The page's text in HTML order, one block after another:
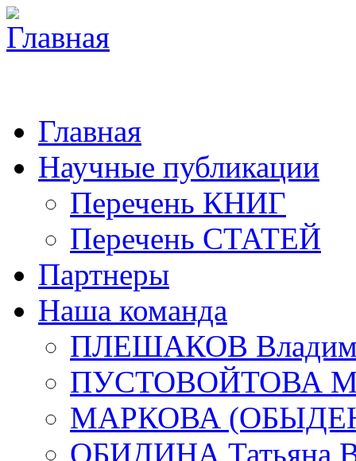
Главная
Научные публикации
Перечень КНИГ
Перечень СТАТЕЙ
Партнеры
Наша команда
ПЛЕШАКОВ
ПУСТОВОЙТОВА
МАРКОВА
ОБИДИНА Татьяна